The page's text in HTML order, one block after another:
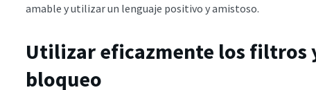
amable y utilizar un lenguaje positivo y amistoso.
Utilizar eficazmente los filtros
bloqueo